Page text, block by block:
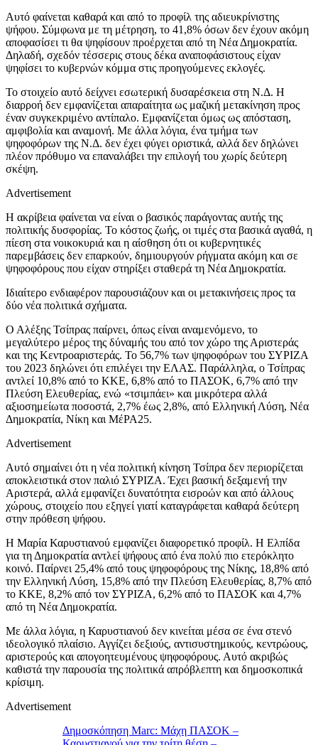
Αυτό φαίνεται καθαρά και από το προφίλ της αδιευκρίνιστης
ψήφου. Σύμφωνα με τη μέτρηση, το 41,8% όσων δεν έχουν ακόμη
αποφασίσει τι θα ψηφίσουν προέρχεται από τη Νέα Δημοκρατία.
Δηλαδή, σχεδόν τέσσερις στους δέκα αναποφάσιστους είχαν
ψηφίσει το κυβερνών κόμμα στις προηγούμενες εκλογές.
Το στοιχείο αυτό δείχνει εσωτερική δυσαρέσκεια στη Ν.Δ. Η
διαρροή δεν εμφανίζεται απαραίτητα ως μαζική μετακίνηση προς
έναν συγκεκριμένο αντίπαλο. Εμφανίζεται όμως ως απόσταση,
αμφιβολία και αναμονή. Με άλλα λόγια, ένα τμήμα των
ψηφοφόρων της Ν.Δ. δεν έχει φύγει οριστικά, αλλά δεν δηλώνει
πλέον πρόθυμο να επαναλάβει την επιλογή του χωρίς δεύτερη
σκέψη.
Advertisement
Η ακρίβεια φαίνεται να είναι ο βασικός παράγοντας αυτής της
πολιτικής δυσφορίας. Το κόστος ζωής, οι τιμές στα βασικά αγαθά, η
πίεση στα νοικοκυριά και η αίσθηση ότι οι κυβερνητικές
παρεμβάσεις δεν επαρκούν, δημιουργούν ρήγματα ακόμη και σε
ψηφοφόρους που είχαν στηρίξει σταθερά τη Νέα Δημοκρατία.
Ιδιαίτερο ενδιαφέρον παρουσιάζουν και οι μετακινήσεις προς τα
δύο νέα πολιτικά σχήματα.
Ο Αλέξης Τσίπρας παίρνει, όπως είναι αναμενόμενο, το
μεγαλύτερο μέρος της δύναμής του από τον χώρο της Αριστεράς
και της Κεντροαριστεράς. Το 56,7% των ψηφοφόρων του ΣΥΡΙΖΑ
του 2023 δηλώνει ότι επιλέγει την ΕΛΑΣ. Παράλληλα, ο Τσίπρας
αντλεί 10,8% από το ΚΚΕ, 6,8% από το ΠΑΣΟΚ, 6,7% από την
Πλεύση Ελευθερίας, ενώ «τσιμπάει» και μικρότερα αλλά
αξιοσημείωτα ποσοστά, 2,7% έως 2,8%, από Ελληνική Λύση, Νέα
Δημοκρατία, Νίκη και ΜέΡΑ25.
Advertisement
Αυτό σημαίνει ότι η νέα πολιτική κίνηση Τσίπρα δεν περιορίζεται
αποκλειστικά στον παλιό ΣΥΡΙΖΑ. Έχει βασική δεξαμενή την
Αριστερά, αλλά εμφανίζει δυνατότητα εισροών και από άλλους
χώρους, στοιχείο που εξηγεί γιατί καταγράφεται καθαρά δεύτερη
στην πρόθεση ψήφου.
Η Μαρία Καρυστιανού εμφανίζει διαφορετικό προφίλ. Η Ελπίδα
για τη Δημοκρατία αντλεί ψήφους από ένα πολύ πιο ετερόκλητο
κοινό. Παίρνει 25,4% από τους ψηφοφόρους της Νίκης, 18,8% από
την Ελληνική Λύση, 15,8% από την Πλεύση Ελευθερίας, 8,7% από
το ΚΚΕ, 8,2% από τον ΣΥΡΙΖΑ, 6,2% από το ΠΑΣΟΚ και 4,7%
από τη Νέα Δημοκρατία.
Με άλλα λόγια, η Καρυστιανού δεν κινείται μέσα σε ένα στενό
ιδεολογικό πλαίσιο. Αγγίζει δεξιούς, αντισυστημικούς, κεντρώους,
αριστερούς και απογοητευμένους ψηφοφόρους. Αυτό ακριβώς
καθιστά την παρουσία της πολιτικά απρόβλεπτη και δημοσκοπικά
κρίσιμη.
Advertisement
Δημοσκόπηση Marc: Μάχη ΠΑΣΟΚ –